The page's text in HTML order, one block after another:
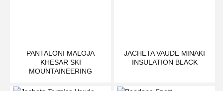
PANTALONI MALOJA
KHESAR SKI
MOUNTAINEERING
JACHETA VAUDE MINAKI
INSULATION BLACK